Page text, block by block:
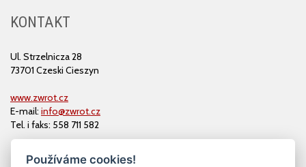
KONTAKT
Ul. Strzelnicza 28
73701 Czeski Cieszyn
www.zwrot.cz
E-mail: info@zwrot.cz
Tel. i faks: 558 711 582
Používáme cookies!